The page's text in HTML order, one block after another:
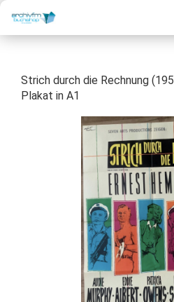
Strich durch die Rechnung
Plakat in A1